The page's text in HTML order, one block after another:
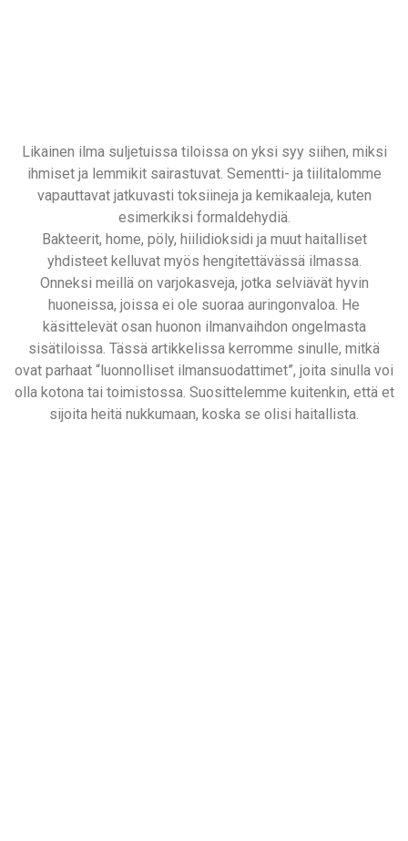
Likainen ilma suljetuissa tiloissa on yksi syy siihen, miksi
ihmiset ja lemmikit sairastuvat. Sementti- ja tiilitalomme
vapauttavat jatkuvasti toksiineja ja kemikaaleja, kuten
esimerkiksi formaldehydiä.
Bakteerit, home, pöly, hiilidioksidi ja muut haitalliset
yhdisteet kelluvat myös hengitettävässä ilmassa.
Onneksi meillä on varjokasveja, jotka selviävät hyvin
huoneissa, joissa ei ole suoraa auringonvaloa. He
käsittelevät osan huonon ilmanvaihdon ongelmasta
sisätiloissa. Tässä artikkelissa kerromme sinulle, mitkä
ovat parhaat “luonnolliset ilmansuodattimet”, joita sinulla voi
olla kotona tai toimistossa. Suosittelemme kuitenkin, että et
sijoita heitä nukkumaan, koska se olisi haitallista.